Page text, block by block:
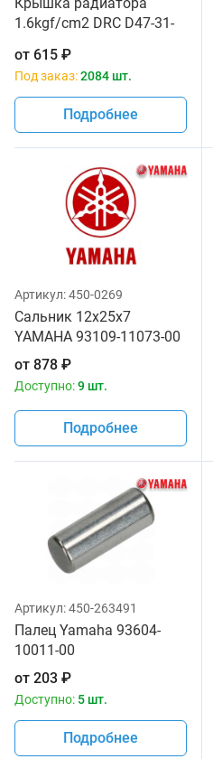
1.6kgf/cm2 DRC D47-31-
от 615 ₽
Под заказ:2084 шт.
Подробнее
Артикул:450-0269
Сальник 12x25x7
YAMAHA 93109-11073-00
от 878 ₽
Доступно:9 шт.
Подробнее
Артикул:450-263491
Палец Yamaha 93604-
10011-00
от 203 ₽
Доступно: 5 шт.
Подробнее